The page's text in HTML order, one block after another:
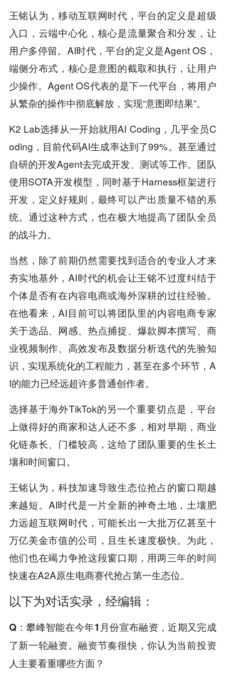
王铭认为，移动互联网时代，平台的定义是超级
入口，云端中心化，核心是流量聚合和分发，让
用户多停留。AI时代，平台的定义是Agent OS，
端侧分布式，核心是意图的截取和执行，让用户
少操作。Agent OS代表的是下一代平台，将用户
从繁杂的操作中彻底解放，实现“意图即结果”。
K2 Lab选择从一开始就用AI Coding，几乎全员C
oding，目前代码AI生成率达到了99%。甚至通过
自研的开发Agent去完成开发、测试等工作。团队
使用SOTA开发模型，同时基于Harness框架进行
开发，定义好规则，最终可以产出质量不错的系
统。通过这种方式，也在极大地提高了团队全员
的战斗力。
当然，除了前期仍然需要找到适合的专业人才来
夯实地基外，AI时代的机会让王铭不过度纠结于
个体是否有在内容电商或海外深耕的过往经验。
在他看来，AI目前可以将团队里的内容电商专家
关于选品、网感、热点捕捉、爆款脚本撰写、商
业视频制作、高效发布及数据分析迭代的先验知
识，实现系统化的工程能力，甚至在多个环节，A
I的能力已经远超许多普通创作者。
选择基于海外TikTok的另一个重要切点是，平台
上做得好的商家和达人还不多，相对早期，商业
化链条长、门槛较高，这给了团队重要的生长土
壤和时间窗口。
王铭认为，科技加速导致生态位抢占的窗口期越
来越短。AI时代是一片全新的神奇土地，土壤肥
力远超互联网时代，可能长出一大批万亿甚至十
万亿美金市值的公司，且生长速度极快。为此，
他们也在竭力争抢这段窗口期，用两三年的时间
快速在A2A原生电商赛代抢占第一生态位。
以下为对话实录 ， 经编辑：
Q ：攀峰智能在今年1月份宣布融资，近期又完成
了新一轮融资。融资节奏很快，你认为当前投资
人主要看重哪些方面？